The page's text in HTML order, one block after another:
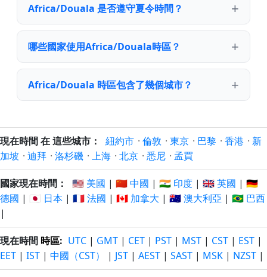
Africa/Douala 是否遵守夏令時間？
哪些國家使用Africa/Douala時區？
Africa/Douala 時區包含了幾個城市？
現在時間 在 這些城市： 紐約市 · 倫敦 · 東京 · 巴黎 · 香港 · 新
加坡 · 迪拜 · 洛杉磯 · 上海 · 北京 · 悉尼 · 孟買
國家現在時間： 🇺🇸 美國 | 🇨🇳 中國 | 🇮🇳 印度 | 🇬🇧 英國 | 🇩🇪
德國 | 🇯🇵 日本 | 🇫🇷 法國 | 🇨🇦 加拿大 | 🇦🇺 澳大利亞 | 🇧🇷 巴西
|
現在時間 時區: UTC | GMT | CET | PST | MST | CST | EST |
EET | IST | 中國（CST） | JST | AEST | SAST | MSK | NZST |